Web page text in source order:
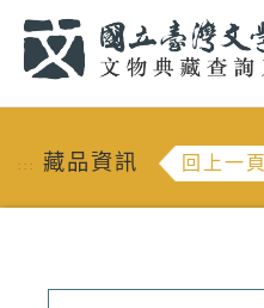
::: 藏品資訊 回上一頁